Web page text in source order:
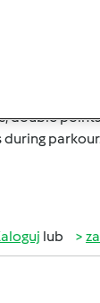
vibrant
Players can
a unique
double
lub